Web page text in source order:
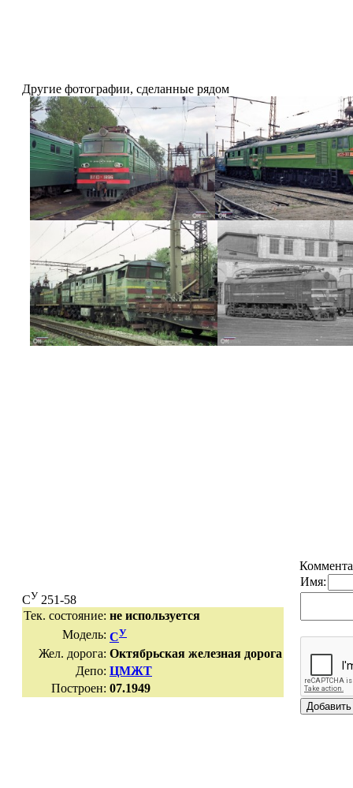
Другие фотографии, сделанные рядом
СУ 251-58
Тек. состояние: не используется
Модель: СУ
Жел. дорога: Октябрьская железная дорога
Депо: ЦМЖТ
Построен: 07.1949
Имя: